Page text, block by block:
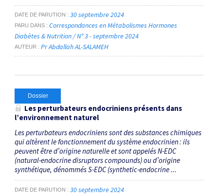
DATE DE PARUTION 30 septembre 2024
PARU DANS
Correspondances en Métabolismes Hormones
Diabètes & Nutrition / N° 3 - septembre 2024
AUTEUR Pr Abdallah AL-SALAMEH
Dossier
Les perturbateurs endocriniens présents dans
l’environnement naturel
Les perturbateurs endocriniens sont des substances chimiques
qui altèrent le fonctionnement du système endocrinien : ils
peuvent être d’origine naturelle et sont appelés N-EDC
(natural-endocrine disruptors compounds) ou d’origine
synthétique, dénommés S-EDC (synthetic-endocrine ...
DATE DE PARUTION 30 septembre 2024